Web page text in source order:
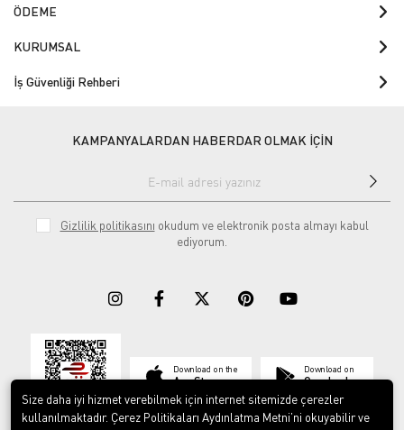
ÖDEME
KURUMSAL
İş Güvenliği Rehberi
KAMPANYALARDAN HABERDAR OLMAK İÇİN
Gizlilik politikasını okudum ve elektronik posta almayı kabul
ediyorum.
Download on the
App Store
Download on
Google play
Size daha iyi hizmet verebilmek için internet sitemizde çerezler
kullanılmaktadır. Çerez Politikaları Aydınlatma Metni’ni okuyabilir ve